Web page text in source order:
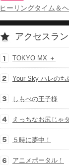
ヒーリングタイム＆
アクセスラ
TOKYO MX ＋
Your Sky ハレのち
しもべの王子様
えっちなお尻じゃ
５時に夢中！
アニメポータル！